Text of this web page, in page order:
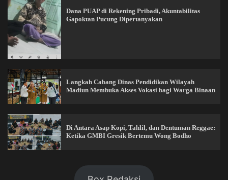
Dana PUAP di Rekening Pribadi, Akuntabilitas
Gapoktan Pucung Dipertanyakan
Langkah Cabang Dinas Pendidikan Wilayah
Madiun Membuka Akses Vokasi bagi Warga Binaan
Di Antara Asap Kopi, Tahlil, dan Dentuman Reggae:
Ketika GMBI Gresik Bertemu Wong Bodho